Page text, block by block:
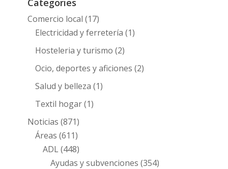
Categories
Comercio local (17)
Electricidad y ferretería (1)
Hosteleria y turismo (2)
Ocio, deportes y aficiones (2)
Salud y belleza (1)
Textil hogar(1)
Noticias (871)
Áreas (611)
ADL(448)
Ayudas y subvenciones (354)